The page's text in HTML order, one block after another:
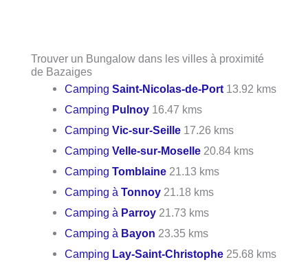
Trouver un Bungalow dans les villes à proximité
de Bazaiges
CampingSaint-Nicolas-de-Port 13.92 kms
Camping Pulnoy 16.47 kms
CampingVic-sur-Seille 17.26 kms
CampingVelle-sur-Moselle 20.84 kms
CampingTomblaine 21.13 kms
Camping àTonnoy 21.18 kms
Camping à Parroy 21.73 kms
Camping à Bayon 23.35 kms
Camping Lay-Saint-Christophe 25.68 kms